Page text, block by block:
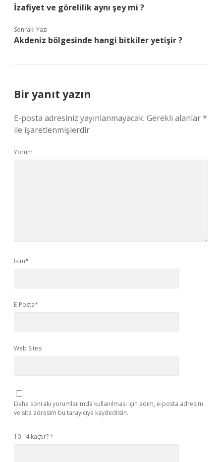
İzafiyet ve görelilik aynı şey mi ?
Sonraki Yazı
Akdeniz bölgesinde hangi bitkiler yetişir ?
Bir yanıt yazın
E-posta adresiniz yayınlanmayacak. Gerekli alanlar*
ile işaretlenmişlerdir
Yorum
İsim*
E-Posta*
Web Sitesi
Daha sonraki yorumlarımda kullanılması için adım, e-posta adresim
ve site adresim bu tarayıcıya kaydedilsin.
10 - 4 kaçtır?*